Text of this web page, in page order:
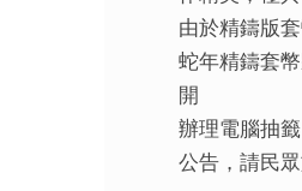
由於精鑄版
蛇年精鑄套
開
辦理電腦抽
公告，請民